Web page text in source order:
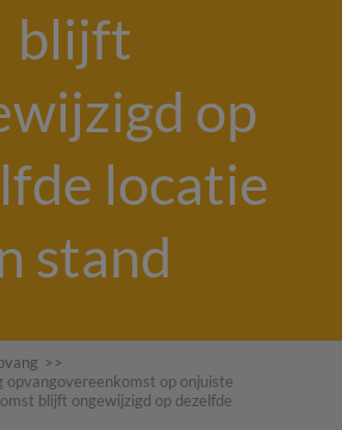
blijft
op
locatie
stand
>>
opvangovereenkomst op onjuiste
blijft ongewijzigd op dezelfde